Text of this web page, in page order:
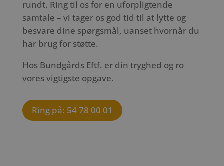
rundt. Ring til os for en uforpligtende
samtale – vi tager os god tid til at lytte og
besvare dine spørgsmål, uanset hvornår du
har brug for støtte.
Hos Bundgårds Eftf. er din tryghed og ro
vores vigtigste opgave.
Ring på: 54 78 00 01